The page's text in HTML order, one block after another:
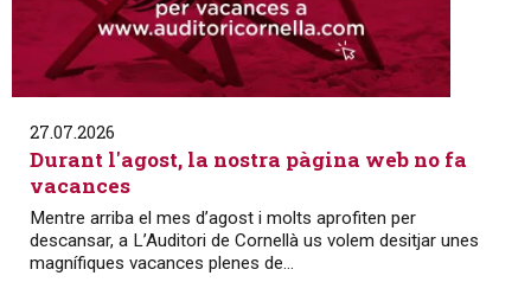
27.07.2026
Durant l'agost, la nostra pàgina web no fa
vacances
Mentre arriba el mes d’agost i molts aprofiten per
descansar, a L’Auditori de Cornellà us volem desitjar unes
magnífiques vacances plenes de...